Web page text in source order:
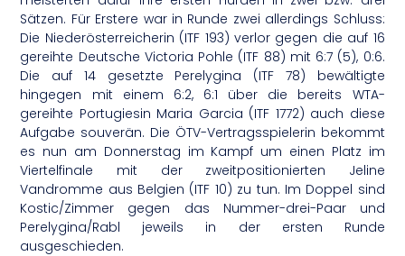
Sätzen. Für Erstere war in Runde zwei allerdings Schluss:
Die Niederösterreicherin (ITF 193) verlor gegen die auf 16
gereihte Deutsche Victoria Pohle (ITF 88) mit 6:7 (5), 0:6.
Die auf 14 gesetzte Perelygina (ITF 78) bewältigte
hingegen mit einem 6:2, 6:1 über die bereits WTA-
gereihte Portugiesin Maria Garcia (ITF 1772) auch diese
Aufgabe souverän. Die ÖTV-Vertragsspielerin bekommt
es nun am Donnerstag im Kampf um einen Platz im
Viertelfinale mit der zweitpositionierten Jeline
Vandromme aus Belgien (ITF 10) zu tun. Im Doppel sind
Kostic/Zimmer gegen das Nummer-drei-Paar und
Perelygina/Rabl jeweils in der ersten Runde
ausgeschieden.